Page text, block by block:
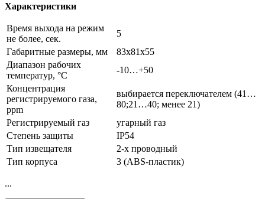
Характеристики
Время выхода на режим
не более, сек.
5
Габаритные размеры, мм
83х81х55
Диапазон рабочих
температур, °С
-10…+50
Концентрация
регистрируемого газа,
ppm
выбирается переключателем (41…
80;21…40; менее 21)
Регистрируемый газ
угарный газ
Степень защиты
IP54
Тип извещателя
2-х проводный
Тип корпуса
3 (ABS-пластик)
...